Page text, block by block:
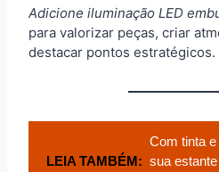
Adicione iluminação LED
para valorizar peças, criar
destacar pontos estratégicos.
LEIA TAMBÉM:
Com tinta
sua